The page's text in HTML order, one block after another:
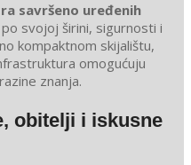
savršeno uređenih
svojoj širini, sigurnosti i
kompaktnom skijalištu,
omogućuju
znanja.
obitelji i iskusne